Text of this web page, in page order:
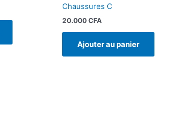
Chaussures C
20.000CFA
Ajouter au panier